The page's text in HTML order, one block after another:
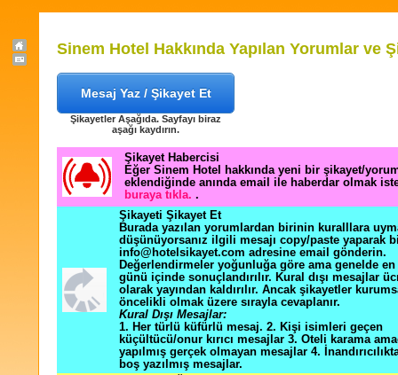
Sinem Hotel Hakkında Yapılan Yorumlar ve
Mesaj Yaz / Şikayet Et
Şikayetler Aşağıda. Sayfayı biraz
aşağı kaydırın.
Şikayet Habercisi
Eğer Sinem Hotel hakkında yeni bir şikayet/
eklendiğinde anında email ile haberdar olmak
buraya tıkla. .
Şikayeti Şikayet Et
Burada yazılan yorumlardan birinin kuralllara
düşünüyorsanız ilgili mesajı copy/paste yaparak
info@hotelsikayet.com adresine email gönderin.
Değerlendirmeler yoğunluğa göre ama genelde
günü içinde sonuçlandırılır. Kural dışı mesajlar
olarak yayından kaldırılır. Ancak şikayetler
öncelikli olmak üzere sırayla cevaplanır.
Kural Dışı Mesajlar:
1. Her türlü küfürlü mesaj. 2. Kişi isimleri geçen
küçültücü/onur kırıcı mesajlar 3. Oteli karama
yapılmış gerçek olmayan mesajlar 4.
boş yazılmış mesajlar.